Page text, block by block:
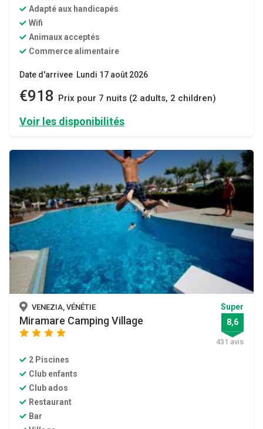
Adapté aux handicapés
Wifi
Animaux acceptés
Commerce alimentaire
Date d'arrivee Lundi 17 août 2026
€918 Prix ​​pour 7 nuits (2 adults, 2 children)
Voir les disponibilités
VENEZIA, VÉNÉTIE
Miramare Camping Village
star star star
Super
8,6
431 avis
2 Piscines
Club enfants
Club ados
Restaurant
Bar